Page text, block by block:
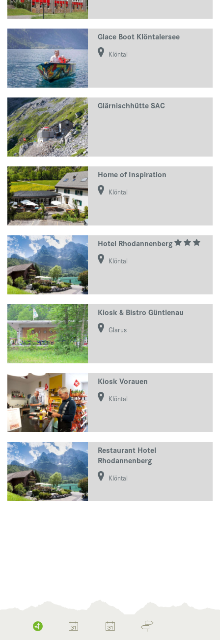
Glace Boot Klöntalersee
Klöntal
Glärnischhütte SAC
Home of Inspiration
Klöntal
Hotel Rhodannenberg
Klöntal
Kiosk & Bistro Güntlenau
Glarus
Kiosk Vorauen
Klöntal
Restaurant Hotel
Rhodannenberg
Klöntal